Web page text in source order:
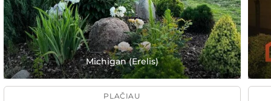
Michigan (Erelis)
PLAČIAU